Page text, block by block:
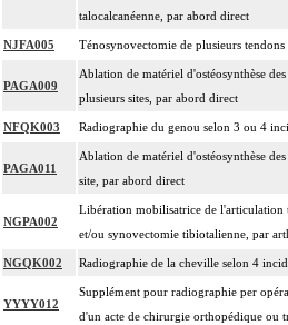
talocalcanéenne, par abord direct
NJFA005 Ténosynovectomie de plusieurs
PAGA009
Ablation de matériel d'ostéosynthèse
plusieurs sites, par abord direct
NFQK003 Radiographie du genou selon 3 ou 4
PAGA011
Ablation de matériel d'ostéosynthèse
site, par abord direct
NGPA002
Libération mobilisatrice de l'articulation
et/ou synovectomie tibiotalienne, par
NGQK002 Radiographie de la cheville selon 4
YYYY012
Supplément pour radiographie per
d'un acte de chirurgie orthopédique ou